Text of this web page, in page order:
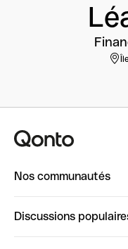
Nos communautés
Discussions